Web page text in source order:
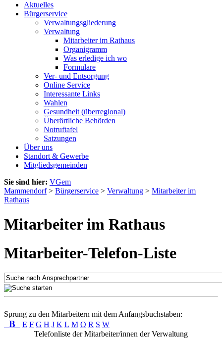
Aktuelles
Bürgerservice
Verwaltungsgliederung
Verwaltung
Mitarbeiter im Rathaus
Organigramm
Was erledige ich wo
Formulare
Ver- und Entsorgung
Online Service
Interessante Links
Wahlen
Gesundheit (überregional)
Überörtliche Behörden
Notruftafel
Satzungen
Über uns
Standort & Gewerbe
Mitgliedsgemeinden
Sie sind hier: VGem
Mammendorf> Bürgerservice > Verwaltung > Mitarbeiter im
Rathaus
Mitarbeiter im Rathaus
Mitarbeiter-Telefon-Liste
Sprung zu den Mitarbeitern mit dem Anfangsbuchstaben:
B E F G H J K L M O R S W
Telefonliste der Mitarbeiter/innen der Verwaltung